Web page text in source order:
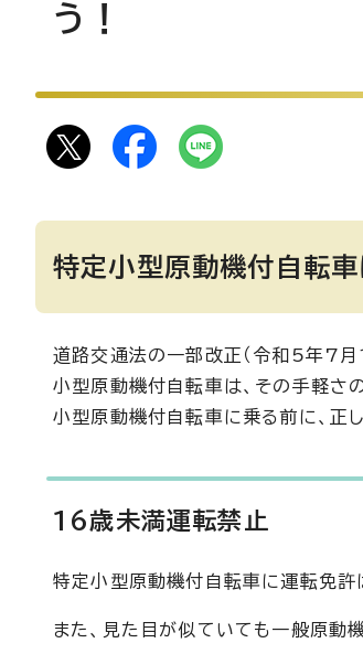
う！
特定小型原動機付自転
道路交通法の一部改正（令和5年7月
小型原動機付自転車は、その手軽さ
小型原動機付自転車に乗る前に、正
16歳未満運転禁止
特定小型原動機付自転車に運転免許
また、見た目が似ていても一般原動